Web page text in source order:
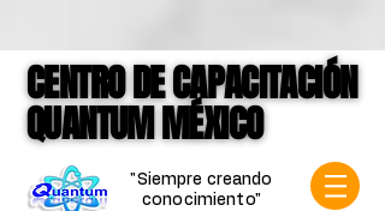
CENTRO DE CAPACITACIÓN
QUANTUM MÉXICO
CENTRO DE CAPACITACIÓN
QUANTUM MÉXICO
"Siempre creando
conocimiento"